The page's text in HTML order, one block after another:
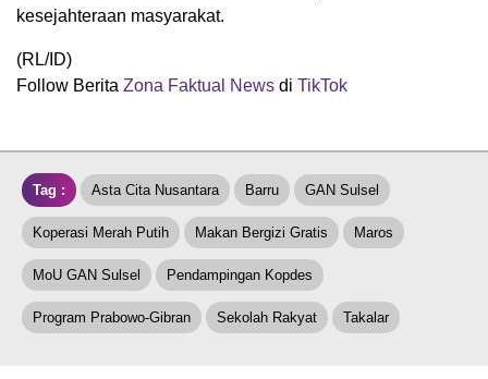
kesejahteraan masyarakat.
(RL/ID)
Follow Berita Zona Faktual News di TikTok
Tag : Asta Cita Nusantara Barru GAN Sulsel
Koperasi Merah Putih Makan Bergizi Gratis Maros
MoU GAN Sulsel Pendampingan Kopdes
Program Prabowo-Gibran Sekolah Rakyat Takalar